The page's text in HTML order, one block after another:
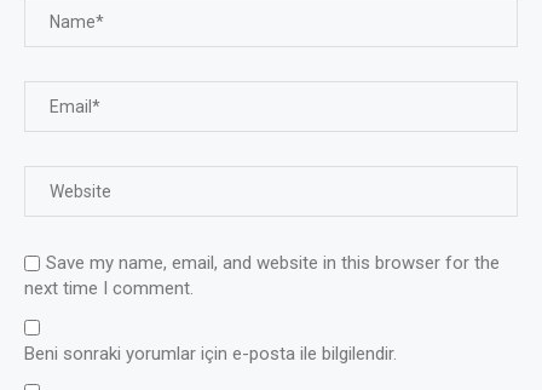
Save my name, email, and website in this browser for the
next time I comment.
Beni sonraki yorumlar için e-posta ile bilgilendir.